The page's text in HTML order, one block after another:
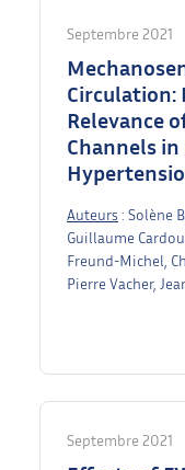
Septembre 2021
Circulation:
Relevance
Channels
Auteurs : Solène
Guillaume
Freund-Michel,
Pierre Vacher,
Septembre 2021